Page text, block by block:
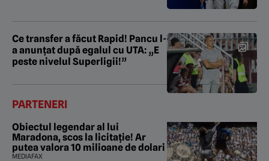
Ce transfer a făcut Rapid! Pancu l-
a anunțat după egalul cu UTA: „E
peste nivelul Superligii!”
PARTENERI
Obiectul legendar al lui
Maradona, scos la licitație! Ar
putea valora 10 milioane de dolari
MEDIAFAX